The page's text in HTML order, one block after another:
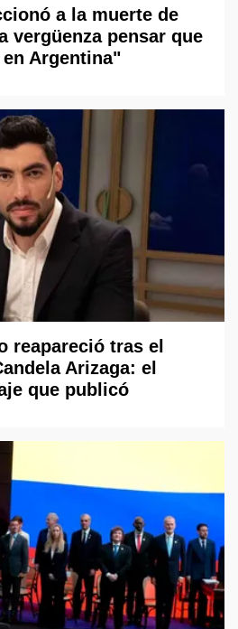
a la muerte de
vergüenza pensar que
Argentina"
reapareció tras el
Arizaga: el
que publicó